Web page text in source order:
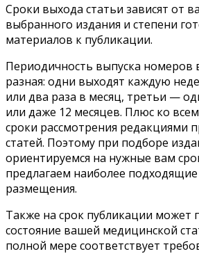
Сроки выхода статьи зависят от
выбранного издания и степени
материалов к публикации.
Периодичность выпуска номеров
разная: одни выходят каждую
или два раза в месяц, третьи —
или даже 12 месяцев. Плюс ко
сроки рассмотрения редакциями
статей. Поэтому при подборе
ориентируемся на нужные вам
предлагаем наиболее
размещения.
Также на срок публикации может
состояние вашей медицинской
полной мере соответствует